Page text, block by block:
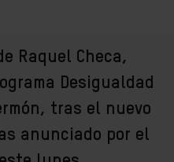
Raquel Checa,
Desigualdad
tras el nuevo
anunciado por el